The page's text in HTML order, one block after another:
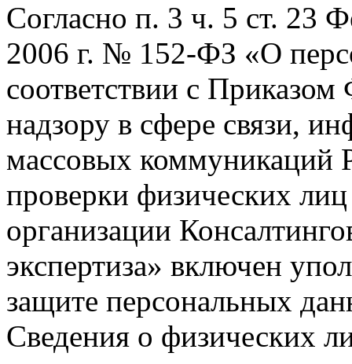
Согласно п. 3 ч. 5 ст. 23
2006 г. № 152-ФЗ «О
соответствии с
надзору в сфере связи,
массовых коммуникаций
проверки физических
организации
экспертиза» включен
защите персональных
Сведения о физических